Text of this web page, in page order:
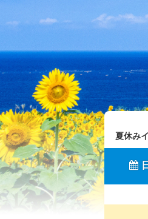
夏休み